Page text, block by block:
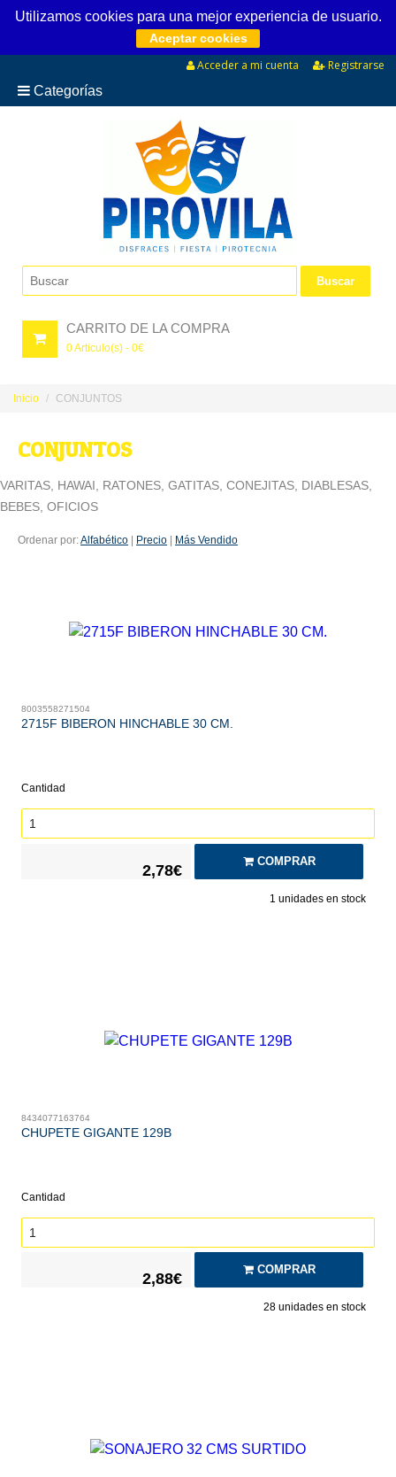
Utilizamos cookies para una mejor experiencia de usuario.
Aceptar cookies
Acceder a mi cuenta
Registrarse
Categorías
CARRITO DE LA COMPRA
0Articulo(s) - 0€
Inicio CONJUNTOS
CONJUNTOS
VARITAS, HAWAI, RATONES, GATITAS, CONEJITAS, DIABLESAS,
BEBES, OFICIOS
Ordenar por:Alfabético Precio Más Vendido
8003558271504
2715F BIBERON HINCHABLE 30 CM.
Cantidad
2,78€
COMPRAR
1 unidades en stock
8434077163764
CHUPETE GIGANTE 129B
Cantidad
2,88€
COMPRAR
28unidades en stock